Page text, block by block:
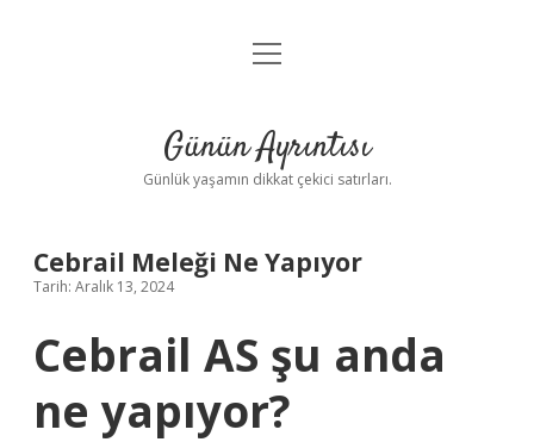
Anasayfa
Yasal Uyarı
menüyü
Günün Ayrıntısı
Günlük yaşamın dikkat çekici satırları.
Cebrail Meleği Ne Yapıyor
Tarih: Aralık 13, 2024
Cebrail AS şu anda
ne yapıyor?